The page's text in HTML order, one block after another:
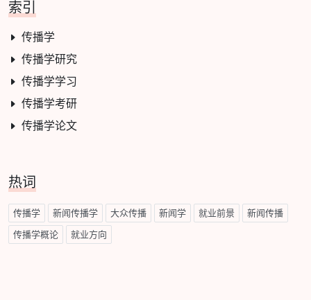
索引
传播学
传播学研究
传播学学习
传播学考研
传播学论文
热词
传播学 新闻传播学 大众传播 新闻学 就业前景 新闻传播
传播学概论 就业方向